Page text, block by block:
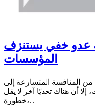
عدو خفي يستنزف
المؤسسات
المنافسة المتسارعة إلى
أن هناك تحديًا آخر لا يقل
خطورة،...